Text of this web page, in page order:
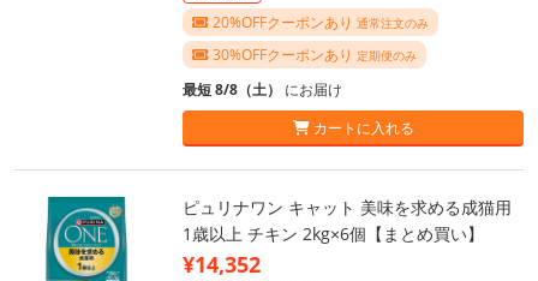
20%OFFクーポンあり 通常注文のみ
30%OFFクーポンあり 定期便のみ
最短 8/8（土） にお届け
カートに入れる
ピュリナワン キャット 美味を求める成猫用
1歳以上 チキン 2kg×6個【まとめ買い】
¥14,352